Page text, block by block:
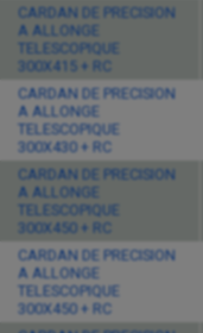
CARDAN DE PRECISION
A ALLONGE
TELESCOPIQUE
300X415 + RC
CARDAN DE PRECISION
A ALLONGE
TELESCOPIQUE
300X430 + RC
CARDAN DE PRECISION
A ALLONGE
TELESCOPIQUE
300X450 + RC
CARDAN DE PRECISION
A ALLONGE
TELESCOPIQUE
300X450 + RC